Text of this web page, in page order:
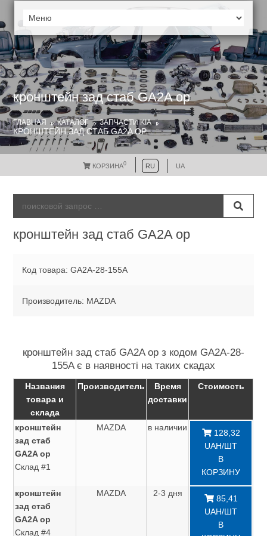
кронштейн зад стаб GA2A ор
ГЛАВНАЯ КАТАЛОГ ЗАПЧАСТИ KIA
КРОНШТЕЙН ЗАД СТАБ GA2A ОР
КОРЗИНА0 RU UA
кронштейн зад стаб GA2A ор
Код товара: GA2A-28-155A
Производитель: MAZDA
кронштейн зад стаб GA2A ор з кодом GA2A-28-
155A є в наявності на таких скадах
Названия
товара и
склада
Производитель
Время
доставки
Стоимость
кронштейн
зад стаб
GA2A ор
Склад #1
MAZDA в наличии
128,32
UAH/ШТ
В
КОРЗИНУ
кронштейн
зад стаб
GA2A ор
Склад #4
MAZDA 2-3 дня
85,41
UAH/ШТ
В